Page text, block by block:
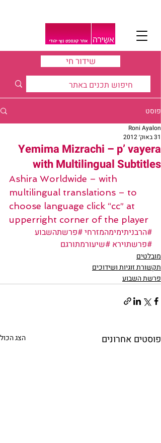
שידור חי
פוסט
Yemima Mizrachi – p’ vayera
with Multilingual Subtitles
Roni Ayalon
31 באוק׳ 2012
Ashira Worldwide – with
multilingual translations – to
choose language click “cc” at
upperright corner of the player
#הרבניתימימהמזרחי#פרשתהשבוע
#פרשתוירא #שיעורמתורגם
מובלטים
תקשורת זוגיות ושידוכים
פרשת השבוע
פוסטים אחרונים הצג הכול